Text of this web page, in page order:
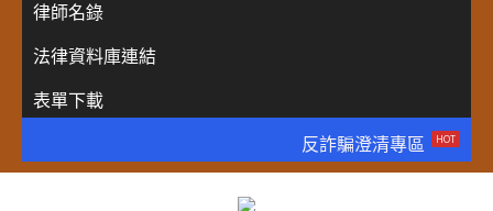
律師名錄
法律資料庫連結
表單下載
反詐騙澄清專區
HOT